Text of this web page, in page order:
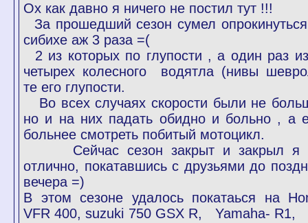
Ох как давно я ничего не постил тут !!!
За прошедший сезон сумел
сибихе аж 3 раза =(
2 из которых по глупости , а один раз
четырех колесного водятла (нивы
те его глупости.
Во всех случаях скорости были не
но и на них падать обидно и больно , а
больнее смотреть побитый мотоцикл.
Сейчас сезон закрыт и закрыл я
отлично, покатавшись с друзьями до
вечера =)
В этом сезоне удалось покатаься на
VFR 400, suzuki 750 GSX R, Yamaha-